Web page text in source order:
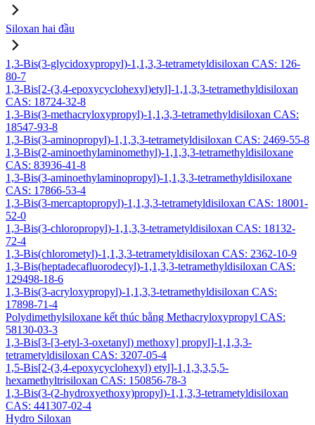
Siloxan hai đầu
1,3-Bis(3-glycidoxypropyl)-1,1,3,3-tetrametyldisiloxan CAS: 126-
80-7
1,3-Bis[2-(3,4-epoxycyclohexyl)etyl]-1,1,3,3-tetramethyldisiloxan
CAS: 18724-32-8
1,3-Bis(3-methacryloxypropyl)-1,1,3,3-tetramethyldisiloxan CAS:
18547-93-8
1,3-Bis(3-aminopropyl)-1,1,3,3-tetrametyldisiloxan CAS: 2469-55-8
1,3-Bis(2-aminoethylaminomethyl)-1,1,3,3-tetramethyldisiloxane
CAS: 83936-41-8
1,3-Bis(3-aminoethylaminopropyl)-1,1,3,3-tetramethyldisiloxane
CAS: 17866-53-4
1,3-Bis(3-mercaptopropyl)-1,1,3,3-tetrametyldisiloxan CAS: 18001-
52-0
1,3-Bis(3-chloropropyl)-1,1,3,3-tetrametyldisiloxan CAS: 18132-
72-4
1,3-Bis(chlorometyl)-1,1,3,3-tetrametyldisiloxan CAS: 2362-10-9
1,3-Bis(heptadecafluorodecyl)-1,1,3,3-tetramethyldisiloxan CAS:
129498-18-6
1,3-Bis(3-acryloxypropyl)-1,1,3,3-tetramethyldisiloxan CAS:
17898-71-4
Polydimethylsiloxane kết thúc bằng Methacryloxypropyl CAS:
58130-03-3
1,3-Bis[3-[3-etyl-3-oxetanyl) methoxy] propyl]-1,1,3,3-
tetrametyldisiloxan CAS: 3207-05-4
1,5-Bis[2-(3,4-epoxycyclohexyl) etyl]-1,1,3,3,5,5-
hexamethyltrisiloxan CAS: 150856-78-3
1,3-Bis(3-(2-hydroxyethoxy)propyl)-1,1,3,3-tetrametyldisiloxan
CAS: 441307-02-4
Hydro Siloxan